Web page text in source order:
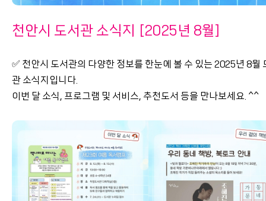
천안시 도서관 소식지 [2025년 8월]
✅ 천안시 도서관의 다양한 정보를 한눈에 볼 수 있는 2025년 8월
관 소식지입니다.
이번 달 소식, 프로그램 및 서비스, 추천도서 등을 만나보세요. ^^